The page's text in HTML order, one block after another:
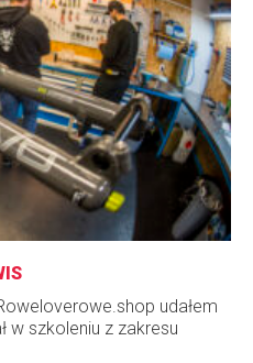
udałem
w szkoleniu z zakresu